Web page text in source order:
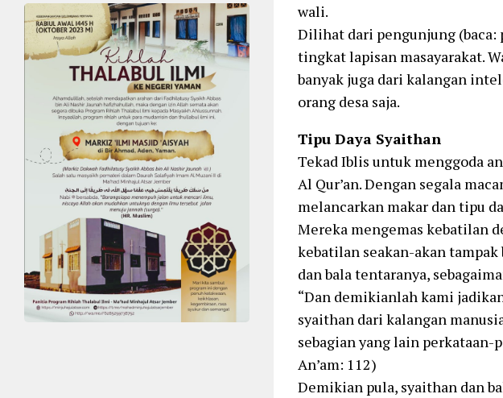
wali.
Dilihat dari pengunjung (baca:
tingkat lapisan masayarakat.
banyak juga dari kalangan
orang desa saja.
Tipu Daya Syaithan
Tekad Iblis untuk menggoda
Al Qur’an. Dengan segala
melancarkan makar dan tipu
Mereka mengemas kebatilan
kebatilan seakan-akan
dan bala tentaranya,
“Dan demikianlah kami
syaithan dari kalangan
sebagian yang lain perkataan-
An’am: 112)
Demikian pula, syaithan dan